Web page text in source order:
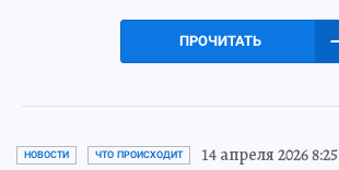
ПРОЧИТАТЬ
НОВОСТИ ЧТО ПРОИСХОДИТ 14 апреля 2026 8:25